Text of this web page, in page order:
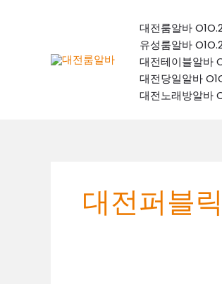
대전룸알바
유성룸알바
대전테이블알바
대전당일알바
대전노래방알바
대전퍼블